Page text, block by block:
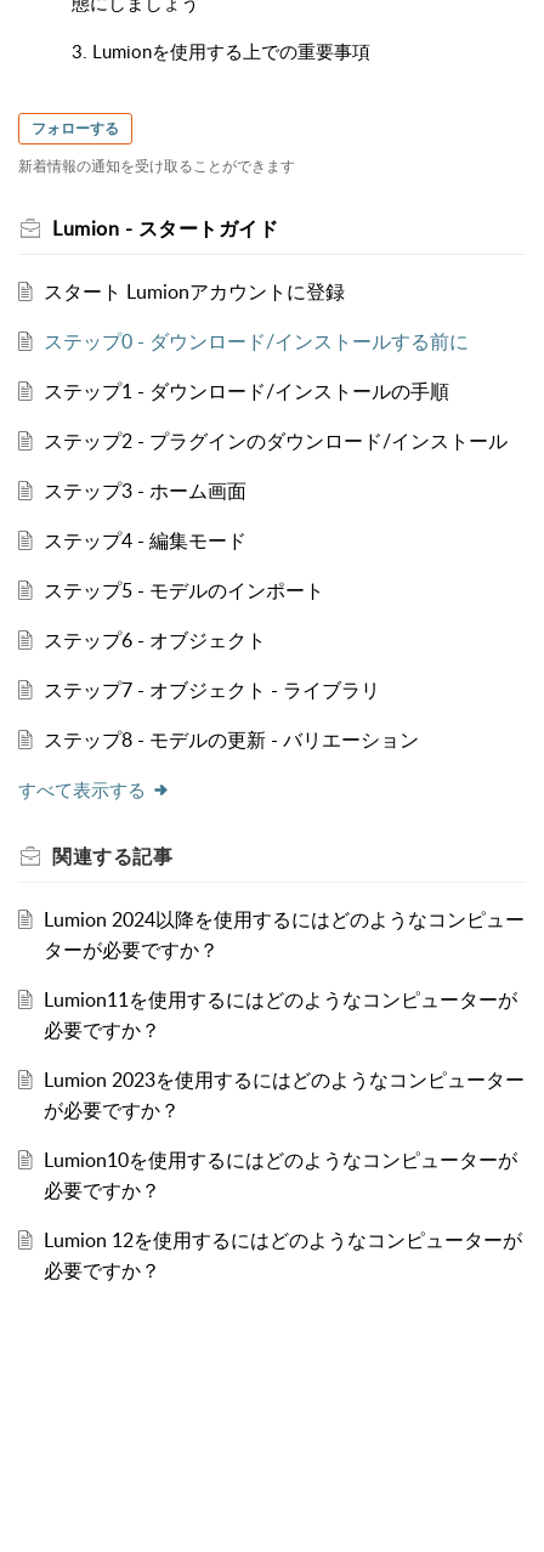
3. Lumionを使用する上での重要事項
フォローする
新着情報の通知を受け取ることができます
Lumion - スタートガイド
スタート Lumionアカウントに登録
ステップ0 - ダウンロード/インストールする前に
ステップ1 - ダウンロード/インストールの手順
ステップ2 - プラグインのダウンロード/インストール
ステップ3 - ホーム画面
ステップ4 - 編集モード
ステップ5 - モデルのインポート
ステップ6 - オブジェクト
ステップ7 - オブジェクト - ライブラリ
ステップ8 - モデルの更新 - バリエーション
すべて表示する
関連する記事
Lumion 2024以降を使用するにはどのようなコンピュー
ターが必要ですか？
Lumion11を使用するにはどのようなコンピューターが
必要ですか？
Lumion 2023を使用するにはどのようなコンピューター
が必要ですか？
Lumion10を使用するにはどのようなコンピューターが
必要ですか？
Lumion 12を使用するにはどのようなコンピューターが
必要ですか？